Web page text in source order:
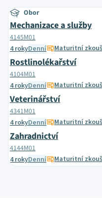
Obor
Mechanizace a služby
4145M01
4 rokyDenní Maturitní
Rostlinolékařství
4104M01
4 rokyDenní Maturitní
Veterinářství
4341M01
4 rokyDenní Maturitní
Zahradnictví
4144M01
4 rokyDenní Maturitní